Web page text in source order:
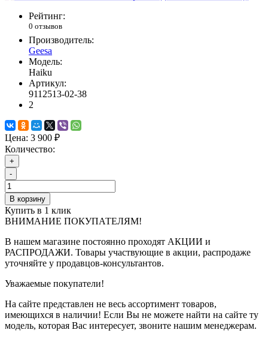
Рейтинг:
0 отзывов
Производитель:
Geesa
Модель:
Haiku
Артикул:
9112513-02-38
2
Цена: 3 900 ₽
Количество:
+
-
В корзину
Купить в 1 клик
ВНИМАНИЕ ПОКУПАТЕЛЯМ!
В нашем магазине постоянно проходят АКЦИИ и
РАСПРОДАЖИ. Товары участвующие в акции, распродаже
уточняйте у продавцов-консультантов.
Уважаемые покупатели!
На сайте представлен не весь ассортимент товаров,
имеющихся в наличии! Если Вы не можете найти на сайте ту
модель, которая Вас интересует, звоните нашим менеджерам.